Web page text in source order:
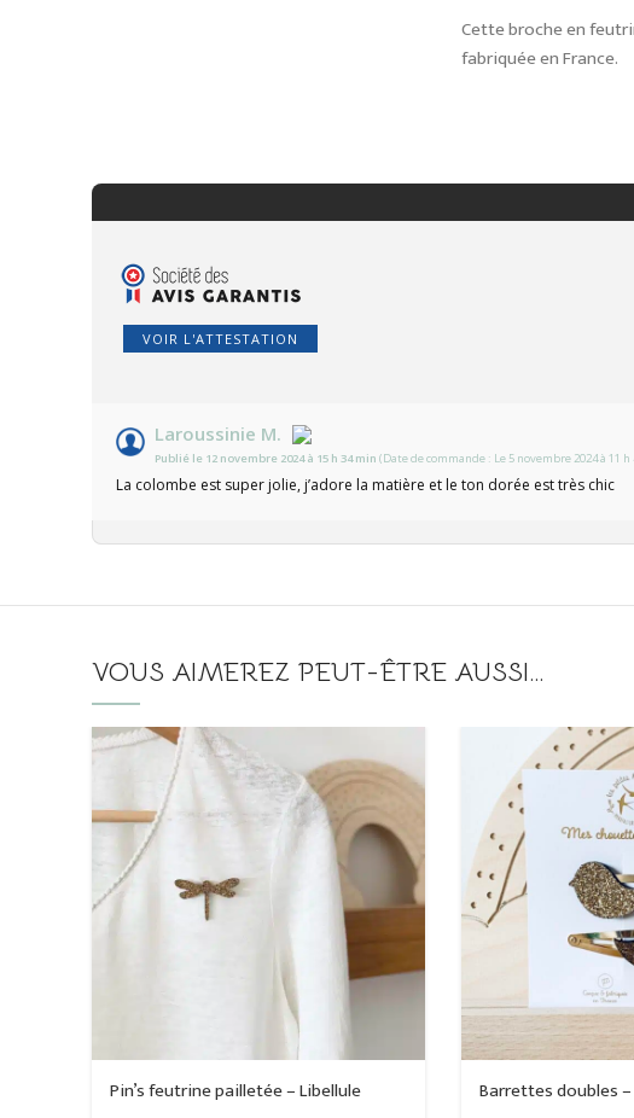
Cette broche en
fabriquée en France.
VOIR L'ATTESTATION
Laroussinie M.
Publié le 12 novembre 2024 à 15 h 34 min (Date de commande : Le 5 novembre 2024 à 11
La colombe est super jolie, j’adore la matière et le ton dorée est très chic
VOUS AIMEREZ PEUT-ÊTRE AUSSI…
Pin’s feutrine pailletée – Libellule
Barrettes doubles